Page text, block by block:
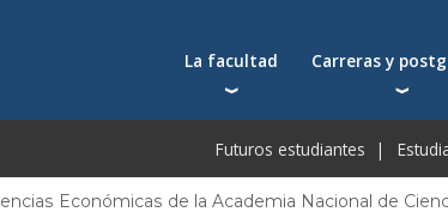
La facultad
Autoridades
Docentes visitantes
Carreras y
Carreras
Postgrados
Tecnicaturas
Futuros estudiantes
Económicas de la Academia Nacional de